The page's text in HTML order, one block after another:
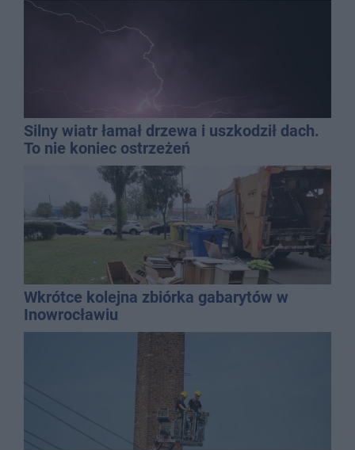
Silny wiatr łamał drzewa i uszkodził dach.
To nie koniec ostrzeżeń
Wkrótce kolejna zbiórka gabarytów w
Inowrocławiu